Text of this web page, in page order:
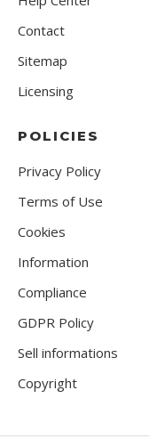
Contact
Sitemap
Licensing
POLICIES
Privacy Policy
Terms of Use
Cookies
Information
Compliance
GDPR Policy
Sell informations
Copyright